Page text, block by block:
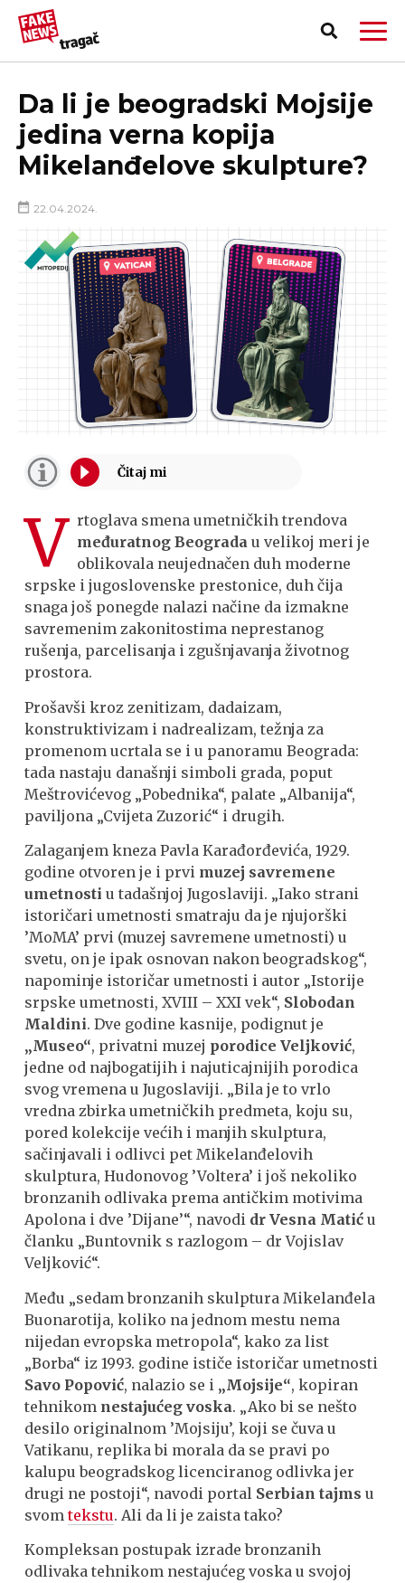
PRIJAVI LAŽNU VEST!
Da li je beogradski Mojsije
jedina verna kopija
Mikelanđelove skulpture?
22.04.2024.
V rtoglava smena umetničkih trendova
međuratnog Beograda u velikoj meri je
oblikovala neujednačen duh moderne
srpske i jugoslovenske prestonice, duh čija
snaga još ponegde nalazi načine da izmakne
savremenim zakonitostima neprestanog
rušenja, parcelisanja i zgušnjavanja životnog
prostora.
Prošavši kroz zenitizam, dadaizam,
konstruktivizam i nadrealizam, težnja za
promenom ucrtala se i u panoramu Beograda:
tada nastaju današnji simboli grada, poput
Meštrovićevog „Pobednika“, palate „Albanija“,
paviljona „Cvijeta Zuzorić“ i drugih.
Zalaganjem kneza Pavla Karađorđevića, 1929.
godine otvoren je i prvi muzej savremene
umetnosti u tadašnjoj Jugoslaviji. „Iako strani
istoričari umetnosti smatraju da je njujorški
’MoMA’ prvi (muzej savremene umetnosti) u
svetu, on je ipak osnovan nakon beogradskog“,
napominje istoričar umetnosti i autor „Istorije
srpske umetnosti, XVIII – XXI vek“, Slobodan
Maldini. Dve godine kasnije, podignut je
„Museo“, privatni muzej porodice Veljković,
jedne od najbogatijih i najuticajnijih porodica
svog vremena u Jugoslaviji. „Bila je to vrlo
vredna zbirka umetničkih predmeta, koju su,
pored kolekcije većih i manjih skulptura,
sačinjavali i odlivci pet Mikelanđelovih
skulptura, Hudonovog ’Voltera’ i još nekoliko
bronzanih odlivaka prema antičkim motivima
Apolona i dve ’Dijane’“, navodi dr Vesna Matić u
članku „Buntovnik s razlogom – dr Vojislav
Veljković“.
Među „sedam bronzanih skulptura Mikelanđela
Buonarotija, koliko na jednom mestu nema
nijedan evropska metropola“, kako za list
„Borba“ iz 1993. godine ističe istoričar umetnosti
Savo Popović, nalazio se i „Mojsije“, kopiran
tehnikom nestajućeg voska. „Ako bi se nešto
desilo originalnom ’Mojsiju’, koji se čuva u
Vatikanu, replika bi morala da se pravi po
kalupu beogradskog licenciranog odlivka jer
drugi ne postoji“, navodi portal Serbian tajms u
svomtekstu. Ali da li je zaista tako?
Kompleksan postupak izrade bronzanih
odlivaka tehnikom nestajućeg voska u svojoj